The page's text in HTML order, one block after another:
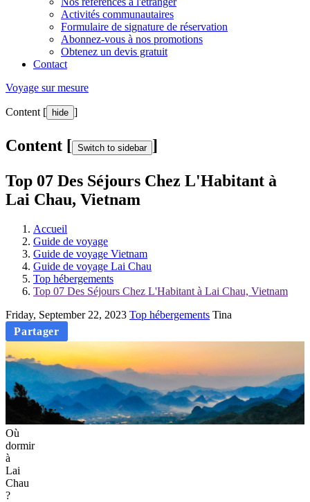
Activités communautaires
Formulaire de signature de réservation
Abonnez-vous à nos promotions
Obtenez un devis gratuit
Contact
Voyage sur mesure
Content [ hide ]
Content [ Switch to sidebar ]
Top 07 Des Séjours Chez L'Habitant à
Lai Chau, Vietnam
Accueil
Guide de voyage
Guide de voyage Vietnam
Guide de voyage Lai Chau
Top hébergements
Top 07 Des Séjours Chez L'Habitant à Lai Chau, Vietnam
Friday, September 22, 2023 Top hébergements Tina
Partager
Où
dormir
à
Lai
Chau
?